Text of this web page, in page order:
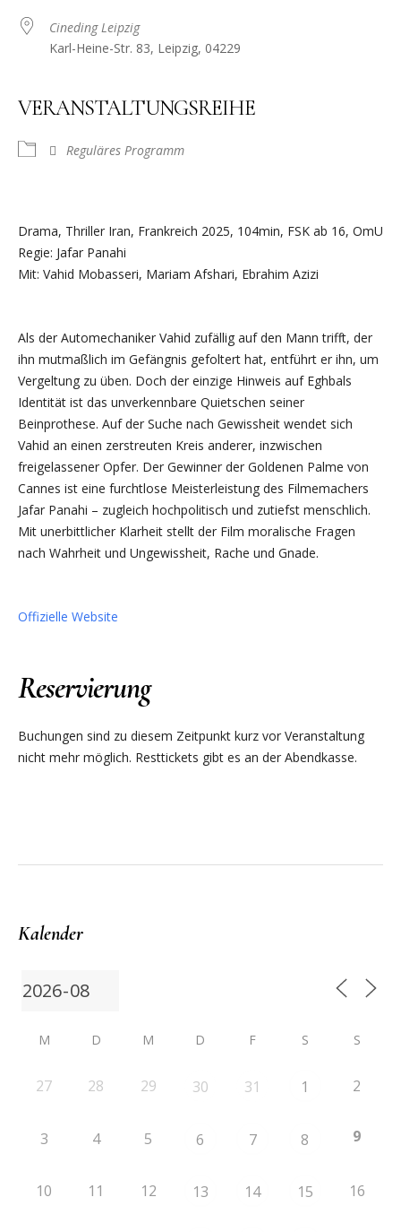
Cineding Leipzig
Karl-Heine-Str. 83, Leipzig, 04229
VERANSTALTUNGSREIHE
Reguläres Programm
Drama, Thriller Iran, Frankreich 2025, 104min, FSK ab 16, OmU
Regie: Jafar Panahi
Mit: Vahid Mobasseri, Mariam Afshari, Ebrahim Azizi
Als der Automechaniker Vahid zufällig auf den Mann trifft, der
ihn mutmaßlich im Gefängnis gefoltert hat, entführt er ihn, um
Vergeltung zu üben. Doch der einzige Hinweis auf Eghbals
Identität ist das unverkennbare Quietschen seiner
Beinprothese. Auf der Suche nach Gewissheit wendet sich
Vahid an einen zerstreuten Kreis anderer, inzwischen
freigelassener Opfer. Der Gewinner der Goldenen Palme von
Cannes ist eine furchtlose Meisterleistung des Filmemachers
Jafar Panahi – zugleich hochpolitisch und zutiefst menschlich.
Mit unerbittlicher Klarheit stellt der Film moralische Fragen
nach Wahrheit und Ungewissheit, Rache und Gnade.
Offizielle Website
Reservierung
Buchungen sind zu diesem Zeitpunkt kurz vor Veranstaltung
nicht mehr möglich. Resttickets gibt es an der Abendkasse.
Kalender
M D M D F S S
27 28 29 30 31 1 2
3 4 5 6 7 8 9
10 11 12 13 14 15 16